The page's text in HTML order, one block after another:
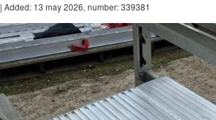
| Added: 13 may 2026, number: 339381